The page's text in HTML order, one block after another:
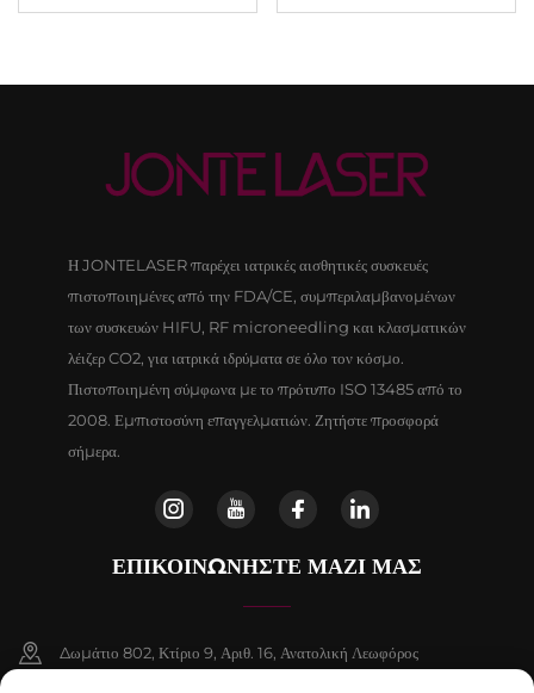
Η JONTELASER παρέχει ιατρικές αισθητικές συσκευές
πιστοποιημένες από την FDA/CE, συμπεριλαμβανομένων
των συσκευών HIFU, RF microneedling και κλασματικών
λέιζερ CO2, για ιατρικά ιδρύματα σε όλο τον κόσμο.
Πιστοποιημένη σύμφωνα με το πρότυπο ISO 13485 από το
2008. Εμπιστοσύνη επαγγελματιών. Ζητήστε προσφορά
σήμερα.
ΕΠΙΚΟΙΝΩΝΉΣΤΕ ΜΑΖΊ ΜΑΣ
Δωμάτιο 802, Κτίριο 9, Αριθ. 16, Ανατολική Λεωφόρος